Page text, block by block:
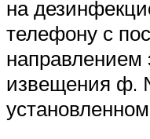
на
телефону с
направлением
извещения ф.